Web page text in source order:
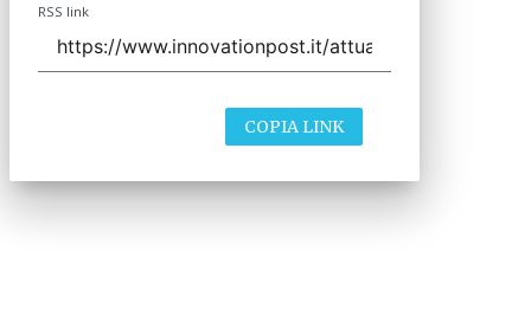
RSS link
COPIA LINK